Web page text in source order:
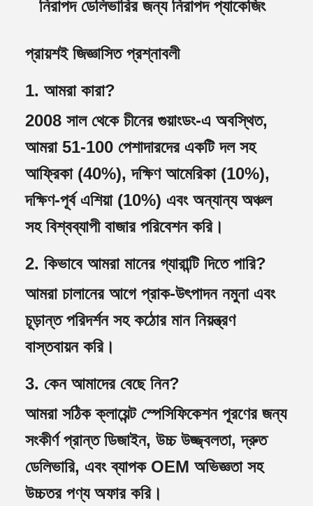
নিরাপদ ডেলিভারির জন্য নিরাপদ প্যাকেজিং
প্রায়শই জিজ্ঞাসিত প্রশ্নাবলী
1. আমরা কারা?
2008 সাল থেকে চীনের গুয়াংডং-এ অবস্থিত,
আমরা 51-100 পেশাদারদের একটি দল সহ
আফ্রিকা (40%), দক্ষিণ আমেরিকা (10%),
দক্ষিণ-পূর্ব এশিয়া (10%) এবং অন্যান্য অঞ্চল
সহ বিশ্বব্যাপী বাজার পরিবেশন করি।
2. কিভাবে আমরা মানের গ্যারান্টি দিতে পারি?
আমরা চালানের আগে প্রাক-উৎপাদন নমুনা এবং
চূড়ান্ত পরিদর্শন সহ কঠোর মান নিয়ন্ত্রণ
বাস্তবায়ন করি।
3. কেন আমাদের বেছে নিন?
আমরা সঠিক ক্লায়েন্ট স্পেসিফিকেশন পূরণের জন্য
সংকীর্ণ প্রান্ত ডিজাইন, উচ্চ উজ্জ্বলতা, দ্রুত
ডেলিভারি, এবং ব্যাপক OEM অভিজ্ঞতা সহ
উচ্চতর পণ্য অফার করি।